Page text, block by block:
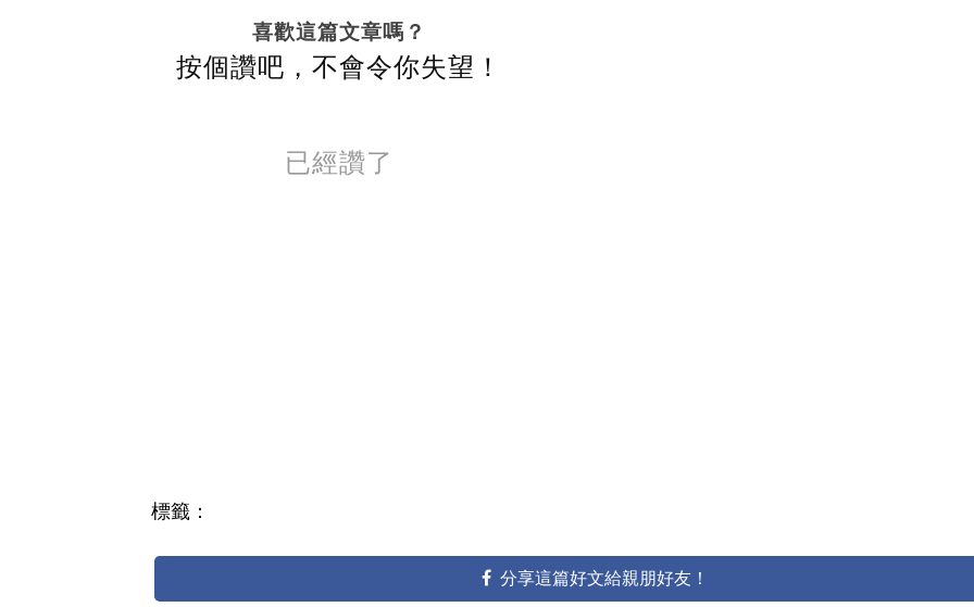
喜歡這篇文章嗎？
按個讚吧，不會令你失望！
已經讚了
標籤：
分享這篇好文給親朋好友！